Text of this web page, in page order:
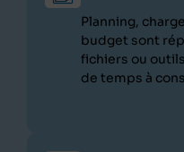
Planning,
budget sont
fichiers ou
de temps à